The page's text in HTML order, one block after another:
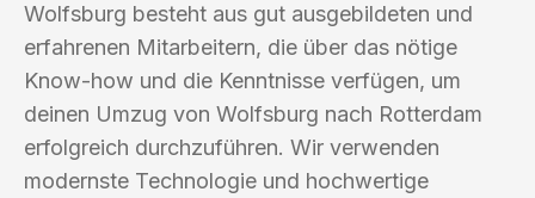
Wolfsburg besteht aus gut ausgebildeten und
erfahrenen Mitarbeitern, die über das nötige
Know-how und die Kenntnisse verfügen, um
deinen Umzug von Wolfsburg nach Rotterdam
erfolgreich durchzuführen. Wir verwenden
modernste Technologie und hochwertige